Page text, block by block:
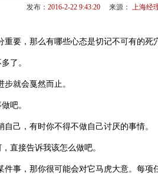
发布： 2016-2-22 9:43:20来源： 上海经
要，那么有哪些心态是切记不可有的死
了。
就会戛然而止。
吧。
己，有时你不得不做自己讨厌的事情。
直接告诉我该怎么做吧。
，那你很可能会对它马虎大意。每项